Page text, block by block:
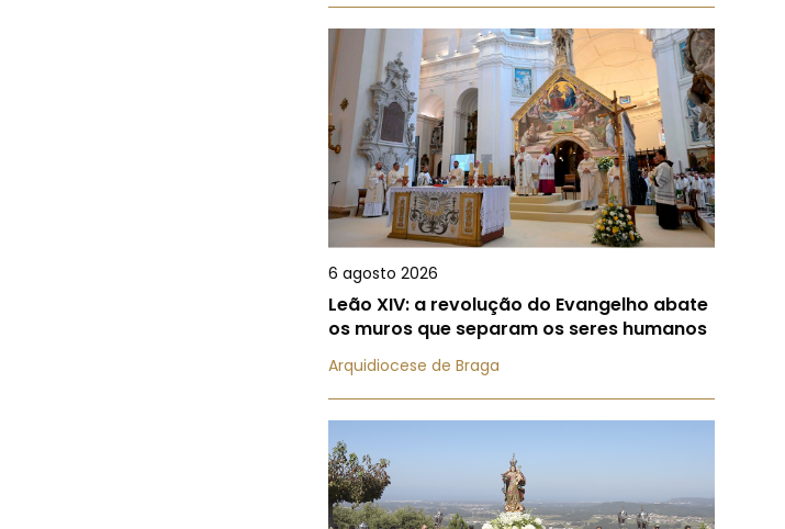
6 agosto 2026
Leão XIV: a revolução do Evangelho abate
os muros que separam os seres humanos
Arquidiocese de Braga